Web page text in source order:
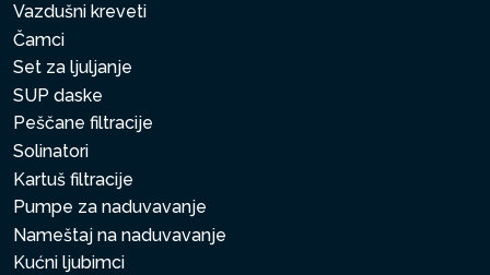
Vazdušni kreveti
Čamci
Set za ljuljanje
SUP daske
Peščane filtracije
Solinatori
Kartuš filtracije
Pumpe za naduvavanje
Nameštaj na naduvavanje
Kućni ljubimci